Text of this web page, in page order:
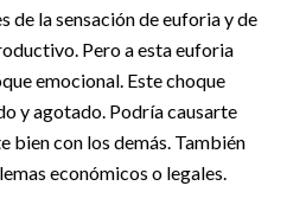
de la sensación de euforia y de
Pero a esta euforia
emocional. Este choque
y agotado. Podría causarte
bien con los demás. También
económicos o legales.